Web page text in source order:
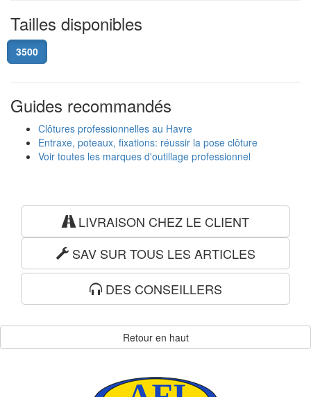
Tailles disponibles
3500
Guides recommandés
Clôtures professionnelles au Havre
Entraxe, poteaux, fixations: réussir la pose clôture
Voir toutes les marques d'outillage professionnel
LIVRAISON CHEZ LE CLIENT
SAV SUR TOUS LES ARTICLES
DES CONSEILLERS
Retour en haut